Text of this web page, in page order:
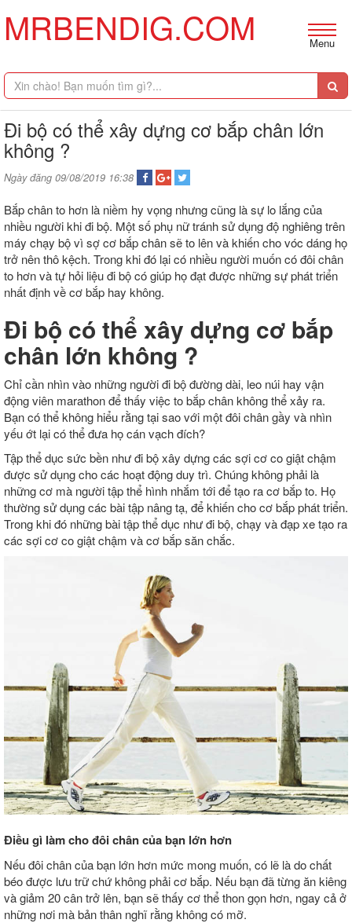
MRBENDIG.COM Menu
Đi bộ có thể xây dựng cơ bắp chân lớn
không ?
Ngày đăng 09/08/2019 16:38
Bắp chân to hơn là niềm hy vọng nhưng cũng là sự lo lắng của
nhiều người khi đi bộ. Một số phụ nữ tránh sử dụng độ nghiêng trên
máy chạy bộ vì sợ cơ bắp chân sẽ to lên và khiến cho vóc dáng họ
trở nên thô kệch. Trong khi đó lại có nhiều người muốn có đôi chân
to hơn và tự hỏi liệu đi bộ có giúp họ đạt được những sự phát triển
nhất định về cơ bắp hay không.
Đi bộ có thể xây dựng cơ bắp
chân lớn không ?
Chỉ cần nhìn vào những người đi bộ đường dài, leo núi hay vận
động viên marathon để thấy việc to bắp chân không thể xảy ra.
Bạn có thể không hiểu rằng tại sao với một đôi chân gầy và nhìn
yếu ớt lại có thể đưa họ cán vạch đích?
Tập thể dục sức bền như đi bộ xây dựng các sợi cơ co giật chậm
được sử dụng cho các hoạt động duy trì. Chúng không phải là
những cơ mà người tập thể hình nhắm tới để tạo ra cơ bắp to. Họ
thường sử dụng các bài tập nâng tạ, để khiến cho cơ bắp phát triển.
Trong khi đó những bài tập thể dục như đi bộ, chạy và đạp xe tạo ra
các sợi cơ co giật chậm và cơ bắp săn chắc.
Điều gì làm cho đôi chân của bạn lớn hơn
Nếu đôi chân của bạn lớn hơn mức mong muốn, có lẽ là do chất
béo được lưu trữ chứ không phải cơ bắp. Nếu bạn đã từng ăn kiêng
và giảm 20 cân trở lên, bạn sẽ thấy cơ thể thon gọn hơn, ngay cả ở
những nơi mà bản thân nghĩ rằng không có mỡ.